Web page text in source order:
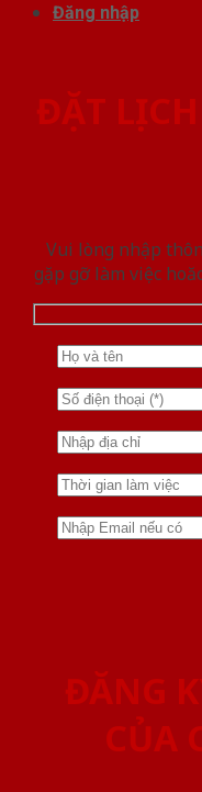
Đăng nhập
ĐẶT
Vui lòng nhập
gặp gỡ làm việc
ĐĂNG
CỦA